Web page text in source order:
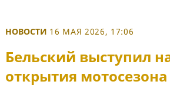
НОВОСТИ 16 МАЯ 2026, 17:06
Бельский выступил
открытия мотосезона